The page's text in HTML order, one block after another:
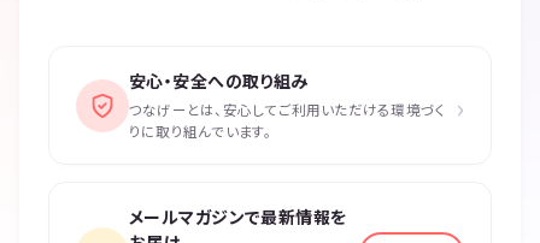
安心・安全への取り組み
つなげーとは、安心してご利用いただける環境づく
りに取り組んでいます。
›
メールマガジンで最新情報を